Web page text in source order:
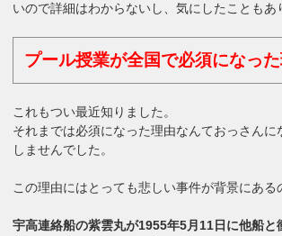
いので詳細はわからないし、気にしたこともあ
プール授業が全国で必須になっ
これもつい最近知りました。
それまでは必須になった理由なんておっさんに
しませんでした。
この理由にはとっても悲しい事件が背景にある
宇高連絡船の紫雲丸が1955年5月11日に他船と